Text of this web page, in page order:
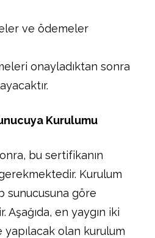
ve ödemeler
onayladıktan sonra
Kurulumu
bu sertifikanın
Kurulum
sunucusuna göre
en yaygın iki
olan kurulum